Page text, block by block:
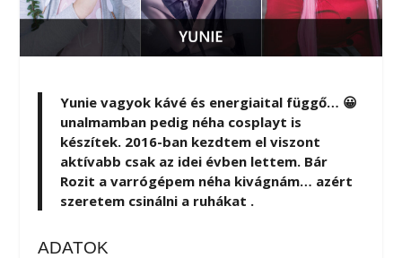
Yunie vagyok kávé és energiaital függő… 😀
unalmamban pedig néha cosplayt is
készítek. 2016-ban kezdtem el viszont
aktívabb csak az idei évben lettem. Bár
Rozit a varrógépem néha kivágnám… azért
szeretem csinálni a ruhákat .
ADATOK